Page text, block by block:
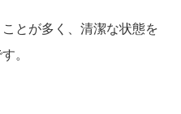
とが多く、清潔な状態を
。